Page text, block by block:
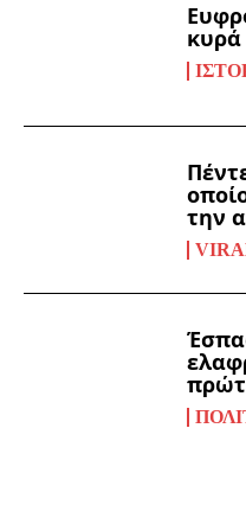
την